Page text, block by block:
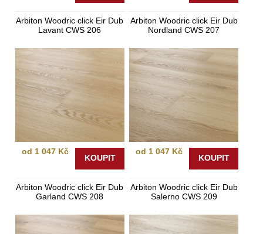
Arbiton Woodric click Eir Dub
Lavant CWS 206
od 1 047 Kč
KOUPIT
Arbiton Woodric click Eir Dub
Nordland CWS 207
od 1 047 Kč
KOUPIT
Arbiton Woodric click Eir Dub
Garland CWS 208
Arbiton Woodric click Eir Dub
Salerno CWS 209